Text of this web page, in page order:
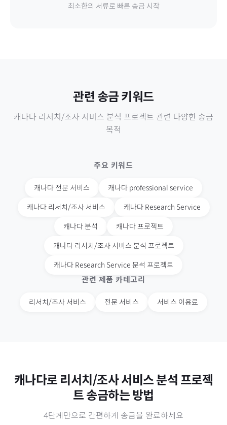
최소한의 서류로 빠른 송금 시작
관련 송금 키워드
캐나다 리서치/조사 서비스 분석 프로젝트 관련 다양한 송금
목적
주요 키워드
캐나다 전문 서비스 캐나다 professional service
캐나다 리서치/조사 서비스 캐나다 Research Service
캐나다분석 캐나다프로젝트
캐나다 리서치/조사 서비스 분석 프로젝트
캐나다 Research Service 분석 프로젝트
관련 제품 카테고리
리서치/조사 서비스 전문 서비스 서비스 이용료
캐나다로 리서치/조사 서비스 분석 프로젝
트 송금하는 방법
4단계만으로 간편하게 송금을 완료하세요